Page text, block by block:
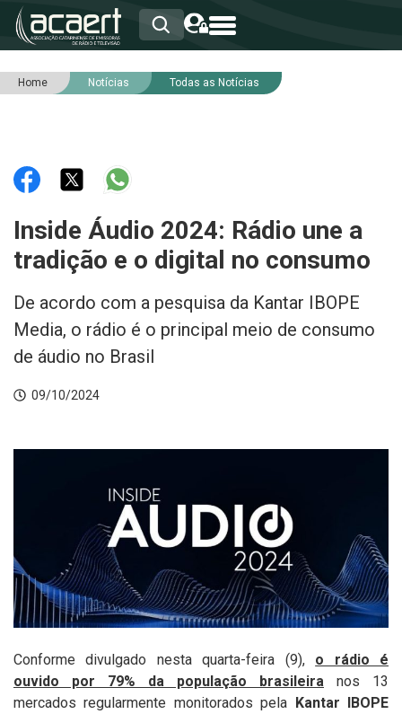
HOME
RNA
NOTÍCIAS
SERVIÇOS
INTEGRIDADE
Home Notícias Todas as Notícias
Inside Áudio 2024: Rádio une a
tradição e o digital no consumo
De acordo com a pesquisa da Kantar IBOPE
Media, o rádio é o principal meio de consumo
de áudio no Brasil
09/10/2024
Conforme divulgado nesta quarta-feira (9), o rádio é
ouvido por 79% da população brasileira nos 13
mercados regularmente monitorados pela Kantar IBOPE